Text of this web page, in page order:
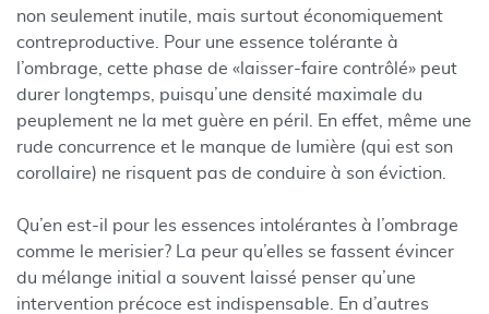
non seulement inutile, mais surtout économiquement
contreproductive. Pour une essence tolérante à
l’ombrage, cette phase de «laisser-faire contrôlé» peut
durer longtemps, puisqu’une densité maximale du
peuplement ne la met guère en péril. En effet, même une
rude concurrence et le manque de lumière (qui est son
corollaire) ne risquent pas de conduire à son éviction.
Qu’en est-il pour les essences intolérantes à l’ombrage
comme le merisier? La peur qu’elles se fassent évincer
du mélange initial a souvent laissé penser qu’une
intervention précoce est indispensable. En d’autres